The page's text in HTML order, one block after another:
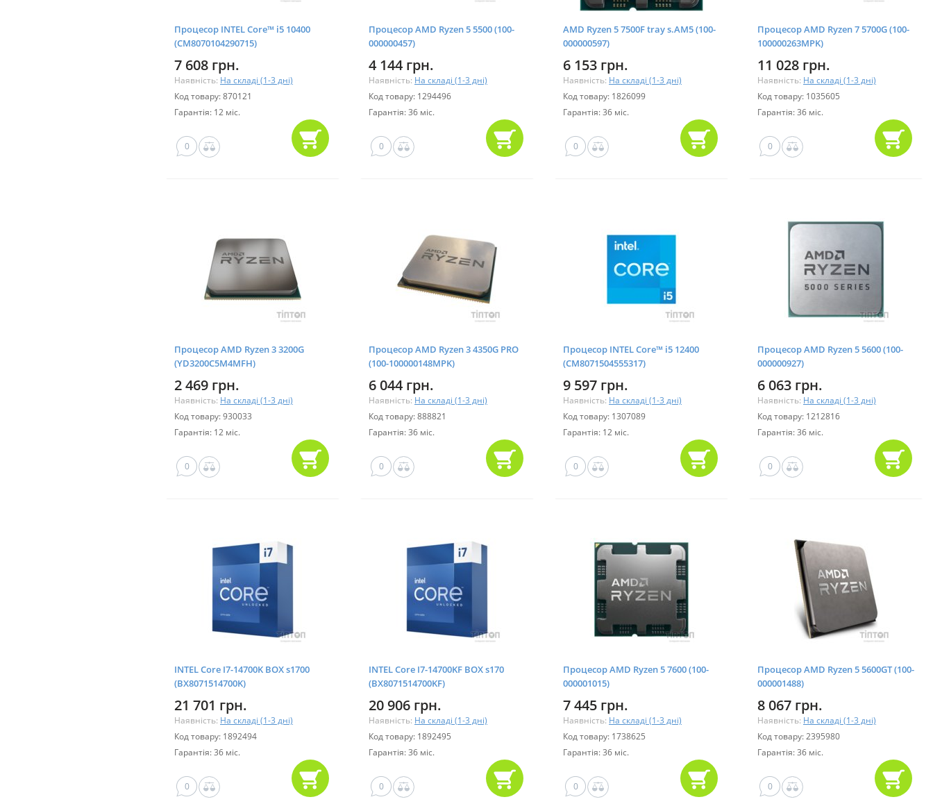
Процесор INTEL Core™ i5 10400
(CM8070104290715)
7 608 грн.
Наявність: На складі (1-3 дні)
Код товару: 870121
Гарантія: 12 міс.
0
Процесор AMD Ryzen 5 5500 (100-
000000457)
4 144 грн.
Наявність: На складі (1-3 дні)
Код товару: 1294496
Гарантія: 36 міс.
0
AMD Ryzen 5 7500F tray s.AM5 (100-
000000597)
6 153 грн.
Наявність: На складі (1-3 дні)
Код товару: 1826099
Гарантія: 36 міс.
0
Процесор AMD Ryzen 7 5700G (100-
100000263MPK)
11 028 грн.
Наявність: На складі (1-3 дні)
Код товару: 1035605
Гарантія: 36 міс.
0
Процесор AMD Ryzen 3 3200G
(YD3200C5M4MFH)
2 469 грн.
Наявність: На складі (1-3 дні)
Код товару: 930033
Гарантія: 12 міс.
0
Процесор AMD Ryzen 3 4350G PRO
(100-100000148MPK)
6 044 грн.
Наявність: На складі (1-3 дні)
Код товару: 888821
Гарантія: 36 міс.
0
Процесор INTEL Core™ i5 12400
(CM8071504555317)
9 597 грн.
Наявність: На складі (1-3 дні)
Код товару: 1307089
Гарантія: 12 міс.
0
Процесор AMD Ryzen 5 5600 (100-
000000927)
6 063 грн.
Наявність: На складі (1-3 дні)
Код товару: 1212816
Гарантія: 36 міс.
0
INTEL Core I7-14700K BOX s1700
(BX8071514700K)
21 701 грн.
Наявність: На складі (1-3 дні)
Код товару: 1892494
Гарантія: 36 міс.
0
INTEL Core I7-14700KF BOX s170
(BX8071514700KF)
20 906 грн.
Наявність: На складі (1-3 дні)
Код товару: 1892495
Гарантія: 36 міс.
0
Процесор AMD Ryzen 5 7600 (100-
000001015)
7 445 грн.
Наявність: На складі (1-3 дні)
Код товару: 1738625
Гарантія: 36 міс.
0
Процесор AMD Ryzen 5 5600GT (100-
000001488)
8 067 грн.
Наявність: На складі (1-3 дні)
Код товару: 2395980
Гарантія: 36 міс.
0